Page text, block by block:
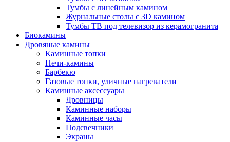
Тумбы с линейным камином
Журнальные столы с 3D камином
Тумбы ТВ под телевизор из керамогранита
Биокамины
Дровяные камины
Каминные топки
Печи-камины
Барбекю
Газовые топки, уличные нагреватели
Каминные аксессуары
Дровницы
Каминные наборы
Каминные часы
Подсвечники
Экраны